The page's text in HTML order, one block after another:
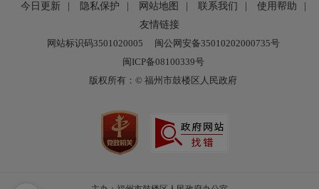
今日更新 隐私保护 网站地图 联系我们 使用帮助
友情链接
网站标识码3501020005
闽公网安备35010202000735号
闽ICP备08100339号
版权所有：© 福州市鼓楼区人民政府